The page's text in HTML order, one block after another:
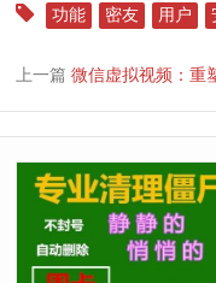
功能 密友 用户
上一篇 微信虚拟视频：重